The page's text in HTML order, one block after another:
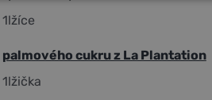
1lžíce
palmového cukru z La Plantation
1lžička